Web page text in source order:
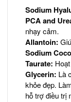
Sodium
PCA and
nhạy cảm.
Allantoin:
Sodium
Taurate:
Glycerin: Là
khỏe đẹp.
hỗ trợ điều trị